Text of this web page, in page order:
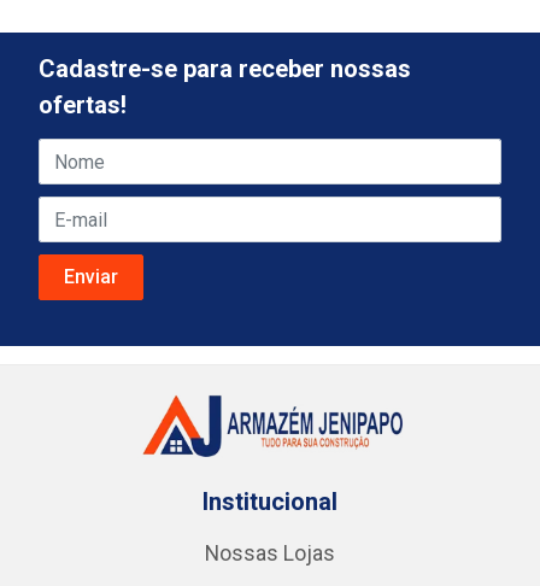
Cadastre-se para receber nossas
ofertas!
Institucional
Nossas Lojas